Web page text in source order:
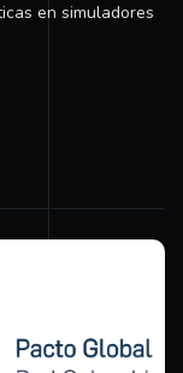
en simuladores